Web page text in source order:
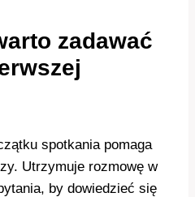
zadawać
spotkania pomaga
Utrzymuje rozmowę w
by dowiedzieć się